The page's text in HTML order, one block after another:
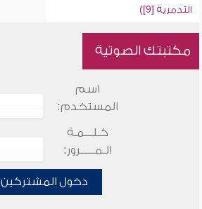
التدمرية [9])
مكتبتك الصوتية
اسم
المستخدم:
كـلـــمـة
الـمـــــرور:
دخول المشتركين